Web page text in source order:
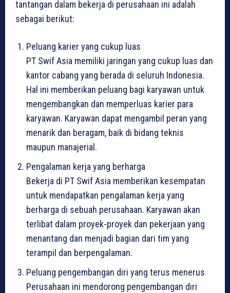
tantangan dalam bekerja di perusahaan ini adalah
sebagai berikut:
Peluang karier yang cukup luas
PT Swif Asia memiliki jaringan yang cukup luas dan
kantor cabang yang berada di seluruh Indonesia.
Hal ini memberikan peluang bagi karyawan untuk
mengembangkan dan memperluas karier para
karyawan. Karyawan dapat mengambil peran yang
menarik dan beragam, baik di bidang teknis
maupun manajerial.
Pengalaman kerja yang berharga
Bekerja di PT Swif Asia memberikan kesempatan
untuk mendapatkan pengalaman kerja yang
berharga di sebuah perusahaan. Karyawan akan
terlibat dalam proyek-proyek dan pekerjaan yang
menantang dan menjadi bagian dari tim yang
terampil dan berpengalaman.
Peluang pengembangan diri yang terus menerus
Perusahaan ini mendorong pengembangan diri